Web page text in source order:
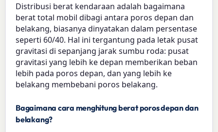
Distribusi berat kendaraan adalah bagaimana
berat total mobil dibagi antara poros depan dan
belakang, biasanya dinyatakan dalam persentase
seperti 60/40. Hal ini tergantung pada letak pusat
gravitasi di sepanjang jarak sumbu roda: pusat
gravitasi yang lebih ke depan memberikan beban
lebih pada poros depan, dan yang lebih ke
belakang membebani poros belakang.
Bagaimana cara menghitung berat poros depan dan
belakang?